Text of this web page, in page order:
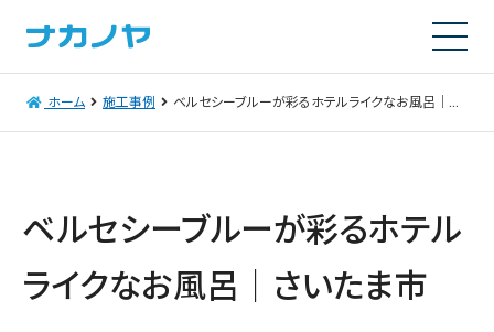
ホーム 施工事例 ベルセシーブルーが彩るホテルライクなお風呂｜さいたま市
ベルセシーブルーが彩るホテル
ライクなお風呂｜さいたま市